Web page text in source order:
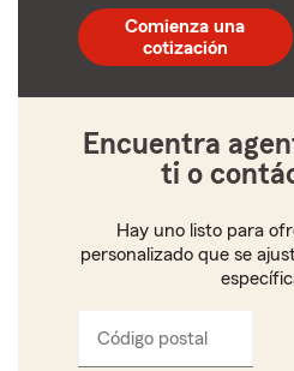
postal
de
5
Comienza una
cotización
Encuentra
ti o
Hay uno listo para
personalizado que se
Código postal